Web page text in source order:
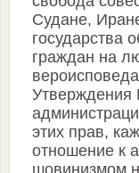
Судане,
государства
граждан на
Утверждения
этих прав,
отношение к